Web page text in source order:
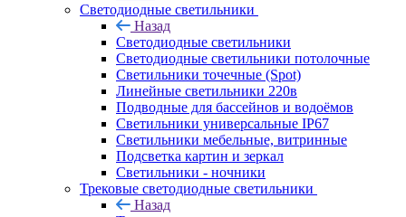
Светодиодные светильники
Назад
Светодиодные светильники
Светодиодные светильники потолочные
Светильники точечные (Spot)
Линейные светильники 220в
Подводные для бассейнов и водоёмов
Светильники универсальные IP67
Светильники мебельные, витринные
Подсветка картин и зеркал
Светильники - ночники
Трековые светодиодные светильники
Назад